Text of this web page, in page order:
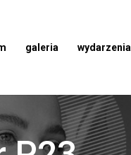
galeria wydarzenia